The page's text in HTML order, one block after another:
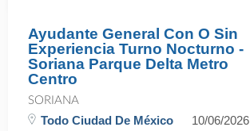
Ayudante General Con O Sin
Experiencia Turno Nocturno -
Soriana Parque Delta Metro
Centro
SORIANA
Todo Ciudad De México 10/06/2026